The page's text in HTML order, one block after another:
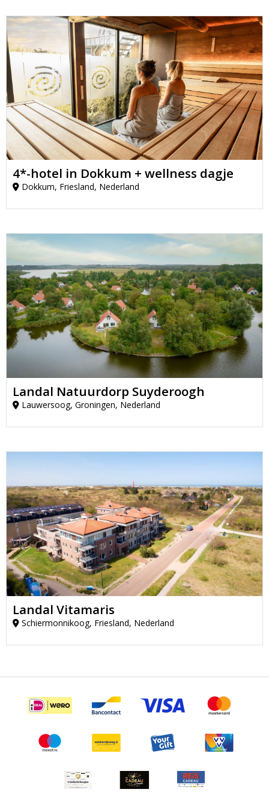
4*-hotel in Dokkum + wellness dagje
Dokkum, Friesland, Nederland
Landal Natuurdorp Suyderoogh
Lauwersoog, Groningen, Nederland
Landal Vitamaris
Schiermonnikoog, Friesland, Nederland